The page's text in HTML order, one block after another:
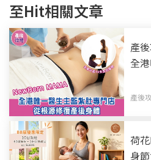
至Hit相關文章
產
全
源
產後
荷
身